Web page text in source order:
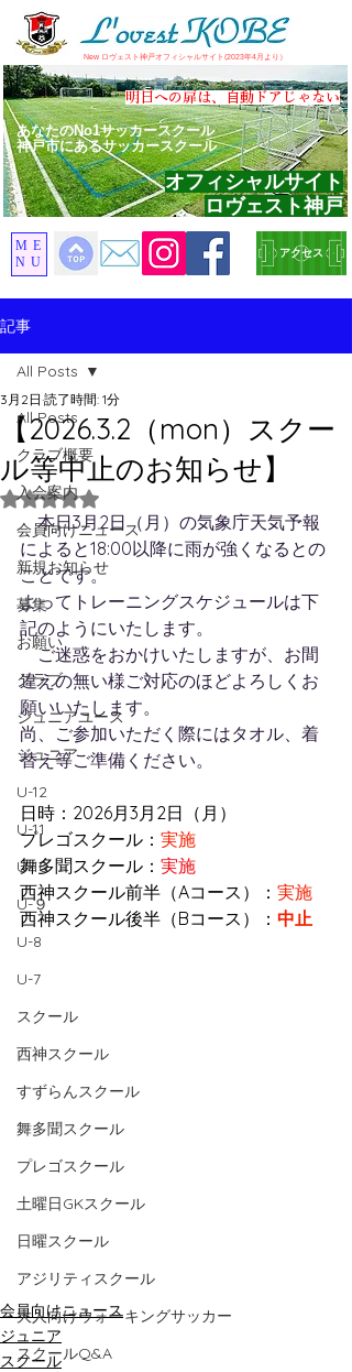
​New ロヴェスト神戸オフィシャルサイト(2023年4月より）
​明日への扉は、自動ドアじゃない
あなたのNo1サッカースクール
神戸市にあるサッカースクール
アクセス
オフィシャルサイト
ロヴェスト神戸
ME
NU
記事
All Posts
クラブ概要
入会案内
会員向けニュース
新規お知らせ
募集
お願い
クラブ
ジュニアユース
ジュニア
U-12
U-11
U-10
U-９
U-8
U-7
スクール
西神スクール
すずらんスクール
舞多聞スクール
プレゴスクール
土曜日GKスクール
日曜スクール
アジリティスクール
大人向けウォーキングサッカー
スクールQ&A
All Posts
【2026.3.2（mon）スクー
ル等中止のお知らせ】
3月2日 読了時間: 1分
5つ星のうちNaNと評価されています。
本日3月2日（月）の気象庁天気予報
によると18:00以降に雨が強くなるとの
ことです。
よってトレーニングスケジュールは下
記のようにいたします。
ご迷惑をおかけいたしますが、お間
違えの無い様ご対応のほどよろしくお
願いいたします。
尚、ご参加いただく際にはタオル、着
替え等ご準備ください。
日時：2026月3月2日（月）
プレゴスクール： 実施
舞多聞スクール： 実施
西神スクール前半（Aコース）： 実施
西神スクール後半（Bコース）： 中止
会員向けニュース
ジュニア
スクール